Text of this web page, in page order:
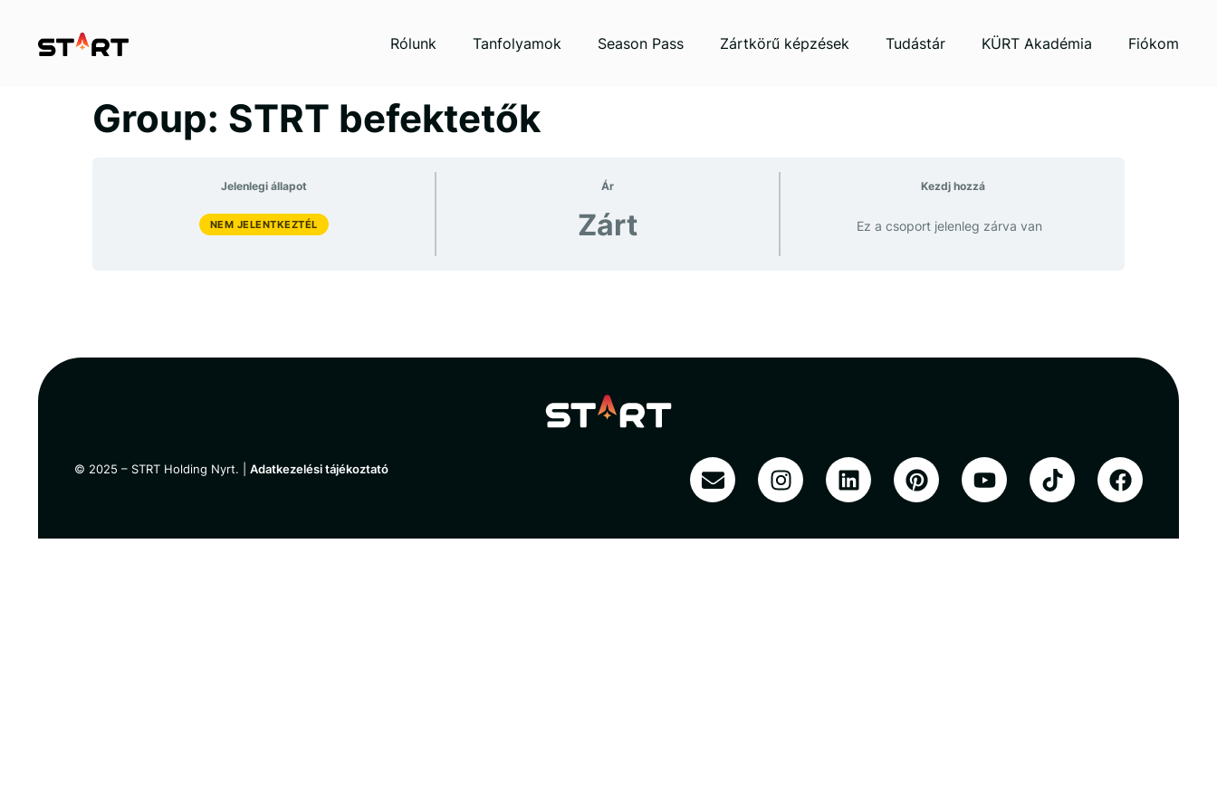
Rólunk Tanfolyamok Season Pass Zártkörű képzések Tudástár KÜRT Akadémia Fiókom
Group: STRT befektetők
Jelenlegi állapot
NEM JELENTKEZTÉL
Ár
Zárt
Kezdj hozzá
Ez a csoport jelenleg zárva van
© 2025 – STRT Holding Nyrt. | Adatkezelési tájékoztató